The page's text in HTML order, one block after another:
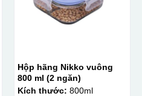
Hộp hãng Nikko vuông
800 ml (2 ngăn)
Kích thước: 800ml